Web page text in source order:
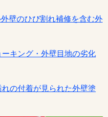
壁のひび割れ補修を含む外
キング・外壁目地の劣化
の付着が見られた外壁塗